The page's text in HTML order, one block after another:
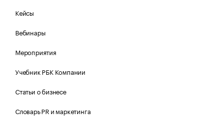
Кейсы
Вебинары
Мероприятия
Учебник РБК Компании
Статьи о бизнесе
Словарь PR и маркетинга